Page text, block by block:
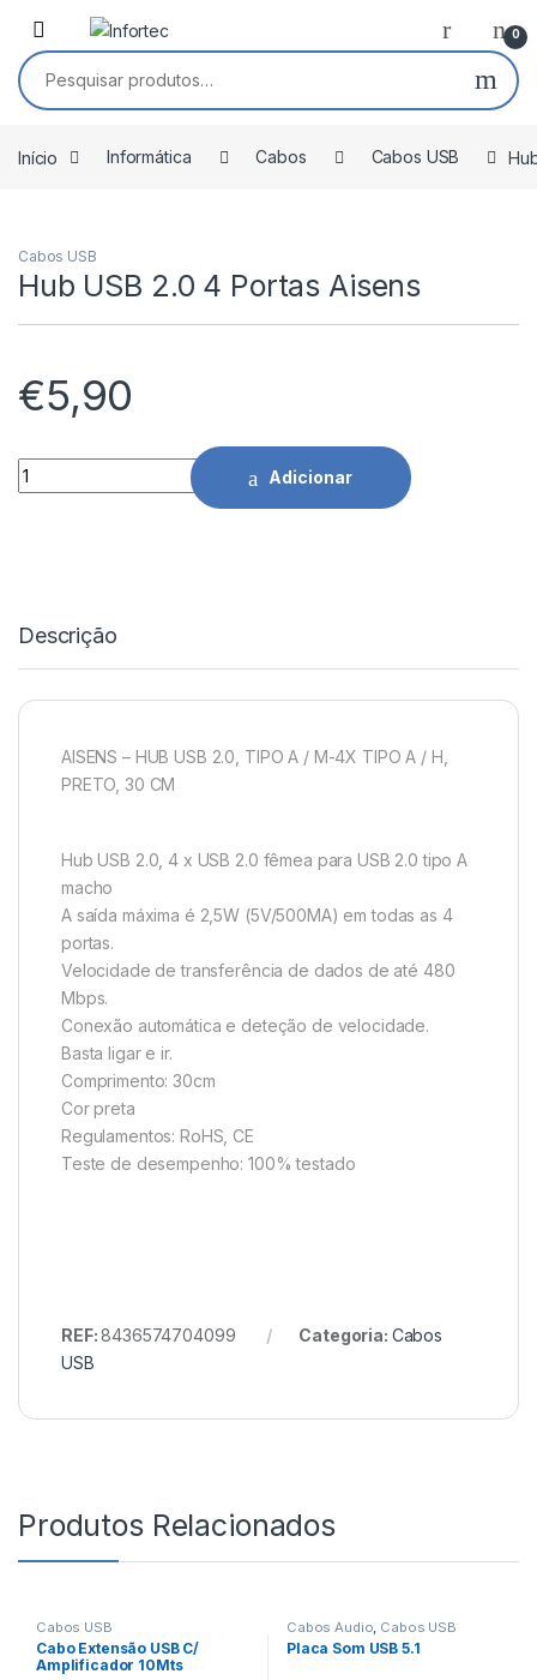
Saltar para navegação
Pular para o conteúdo
0
Pesquisar por:
Início Informática Cabos Cabos USB
Cabos USB
Hub USB 2.0 4 Portas Aisens
€5,90
Hub USB 2.0 4 Portas Aisens quantidade
Adicionar
Descrição
AISENS – HUB USB 2.0, TIPO A / M-4X TIPO A / H,
PRETO, 30 CM
Hub USB 2.0, 4 x USB 2.0 fêmea para USB 2.0 tipo A
macho
A saída máxima é 2,5W (5V/500MA) em todas as 4
portas.
Velocidade de transferência de dados de até 480
Mbps.
Conexão automática e deteção de velocidade.
Basta ligar e ir.
Comprimento: 30cm
Cor preta
Regulamentos: RoHS, CE
Teste de desempenho: 100% testado
REF:8436574704099 Categoria: Cabos
USB
Produtos Relacionados
Cabos USB
Cabo Extensão USB C/
Amplificador 10Mts
Cabos Áudio Cabos USB
Placa Som USB 5.1